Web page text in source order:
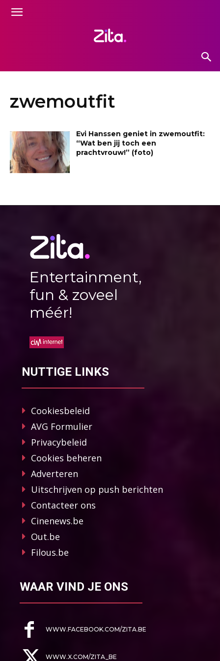
zwemoutfit
Evi Hanssen geniet in zwemoutfit:
“Wat ben jij toch een
prachtvrouw!” (foto)
Entertainment,
fun & zoveel
méér!
NUTTIGE LINKS
Cookiesbeleid
AVG Formulier
Privacybeleid
Cookies beheren
Adverteren
Uitschrijven op push berichten
Contacteer ons
Cinenews.be
Out.be
Filous.be
WAAR VIND JE ONS
WWW.FACEBOOK.COM/ZITA.BE
WWW.X.COM/ZITA_BE